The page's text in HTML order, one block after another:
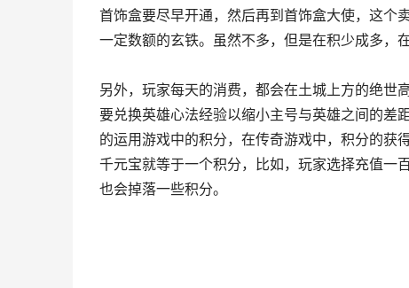
首饰盒要尽早开通，然后再到首饰盒大使，这个
一定数额的玄铁。虽然不多，但是在积少成多，
另外，玩家每天的消费，都会在土城上方的绝世
要兑换英雄心法经验以缩小主号与英雄之间的差
的运用游戏中的积分，在传奇游戏中，积分的获
千元宝就等于一个积分，比如，玩家选择充值一
也会掉落一些积分。